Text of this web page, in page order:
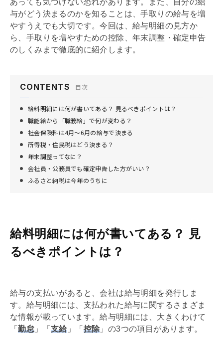
与がどう決まるのかを知ることは、手取りの給与を増
やすうえでも大切です。今回は、給与明細の見方か
ら、手取りを増やすための控除、 年末調整 ・確定申告
のしくみまで徹底的に紹介します。
CONTENTS 目次
給料明細には何が書いてある？ 見るべきポイントは？
職能給から「職務給」で何が変わる？
社会保険料は4月〜6月の給与で決まる
所得税・住民税はどう決まる？
年末調整ってなに？
会社員・公務員でも確定申告した方がいい？
ふるさと納税は今年のうちに
給料明細には何が書いてある？ 見
るべきポイントは？
給与の支払いがあると、会社は給与明細を発行しま
す。給与明細には、支払われた給与に関するさまざま
な情報が載っています。給与明細には、大きくわけて
「勤怠 」「支給」「 控除 」の3つの項目があります。